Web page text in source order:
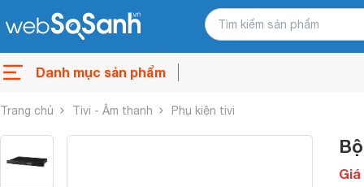
Danh mục sản phẩm
Trang chủ Tivi - Âm thanh Phụ kiện tivi
Giá